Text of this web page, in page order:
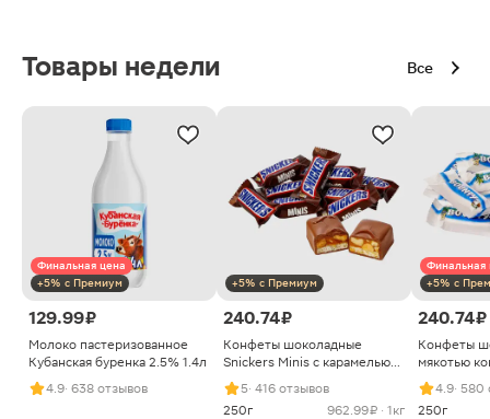
Товары недели Все
Финальная цена
+5% с Премиум
129.99 ₽
Молоко пастеризованное
Кубанская буренка 2.5% 1.4л
4.9· 638 отзывов
+5% с Премиум
240.74 ₽
Конфеты шоколадные
Snickers Minis с карамелью
арахисом и нугой
5· 416 отзывов
250г
962.99 ₽ · 1кг
Финальная
+5% с
240.74 ₽
Конфеты
мякотью
4.9· 580
250г